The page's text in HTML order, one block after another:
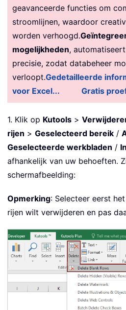
geavanceerde functies om
stroomlijnen, waardoor
worden verhoogd.
mogelijkheden,
precisie, zodat databeheer
verloopt.Gedetailleerde
voor Excel...
Gratis
1. Klik op Kutools >
rijen > Geselecteerd bereik /
Geselecteerde werkbladen /
afhankelijk van uw behoeften.
schermafbeelding:
Opmerking: Selecteer eerst
rijen wilt verwijderen en pas